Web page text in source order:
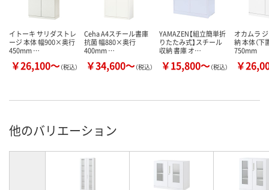
イトーキ サリダストレ
ージ 本体 幅900×奥行
450mm …
￥26,100～（税込）
Ceha A4スチール書庫
抗菌 幅880×奥行
400mm …
￥34,600～（税込）
YAMAZEN【組立簡単折
りたたみ式】スチール
収納 書庫 オ…
￥15,800～（税込）
オカムラ
納 本体（下
750mm
￥
他のバリエーション